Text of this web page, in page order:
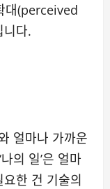
대(perceived
다.
얼마나 가까운
의 일’은 얼마
한 건 기술의